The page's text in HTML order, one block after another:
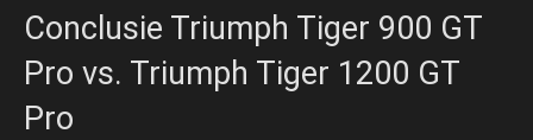
Conclusie Triumph Tiger 900 GT
Pro vs. Triumph Tiger 1200 GT
Pro